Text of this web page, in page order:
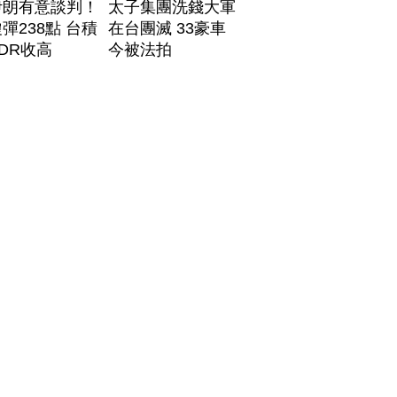
有意談判！
238點 台積
收高
太子集團洗錢大軍
在台團滅 33豪車
今被法拍